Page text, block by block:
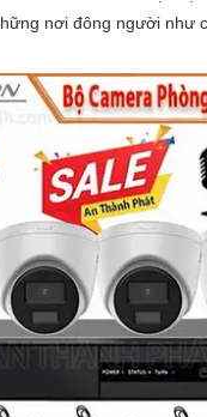
nơi đông người như